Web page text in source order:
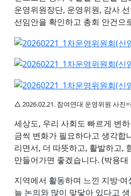
운영위원장단, 운영위원, 감사
선임안을 확인하고 총회 안건으
△ 2026.02.21. 참여연대 운영위원 사진=
세상도, 우리 사회도 빠르게 변
금씩 변화가 필요하다고 생각합
리면서, 더 따뜻하고, 활발하고,
만들어가면 좋겠습니다. (박용
지역에서 활동하며 느낀 지방·
늘 논의와 많이 맞닿아 있다고